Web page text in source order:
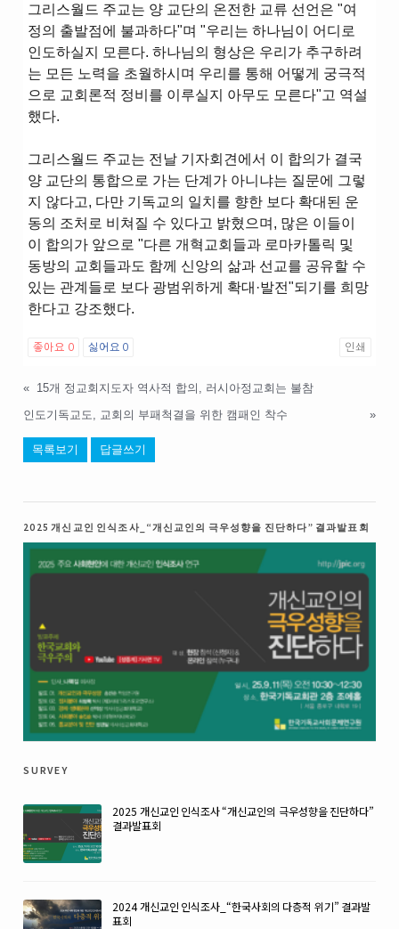
그리스월드 주교는 양 교단의 온전한 교류 선언은 "여
정의 출발점에 불과하다"며 "우리는 하나님이 어디로
인도하실지 모른다. 하나님의 형상은 우리가 추구하려
는 모든 노력을 초월하시며 우리를 통해 어떻게 궁극적
으로 교회론적 정비를 이루실지 아무도 모른다"고 역설
했다.
그리스월드 주교는 전날 기자회견에서 이 합의가 결국
양 교단의 통합으로 가는 단계가 아니냐는 질문에 그렇
지 않다고, 다만 기독교의 일치를 향한 보다 확대된 운
동의 조처로 비쳐질 수 있다고 밝혔으며, 많은 이들이
이 합의가 앞으로 "다른 개혁교회들과 로마카톨릭 및
동방의 교회들과도 함께 신앙의 삶과 선교를 공유할 수
있는 관계들로 보다 광범위하게 확대·발전"되기를 희망
한다고 강조했다.
좋아요 0 싫어요 0 인쇄
« 15개 정교회지도자 역사적 합의, 러시아정교회는 불참
인도기독교도, 교회의 부패척결을 위한 캠패인 착수
»
목록보기 답글쓰기
2025 개신교인 인식조사_“개신교인의 극우성향을 진단하다” 결과발표회
survey
2025 개신교인 인식조사 “개신교인의 극우성향을 진단하다”
결과발표회
2024 개신교인 인식조사_“한국사회의 다층적 위기” 결과발
표회